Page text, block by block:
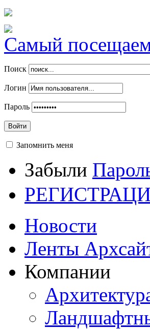
Самый
Поиск
Логин
Пароль
Войти
Запомнить меня
Забыли
Новости
Ленты
Компании